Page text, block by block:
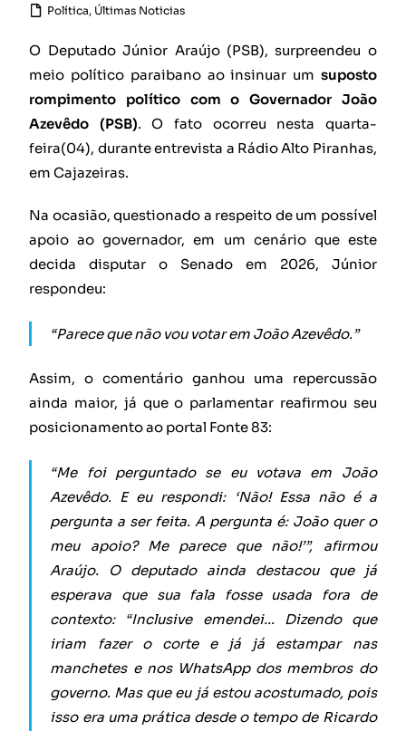
Política, Últimas Noticias
O Deputado Júnior Araújo (PSB), surpreendeu o
meio político paraibano ao insinuar um suposto
rompimento político com o Governador João
Azevêdo (PSB). O fato ocorreu nesta quarta-
feira(04), durante entrevista a Rádio Alto Piranhas,
em Cajazeiras.
Na ocasião, questionado a respeito de um possível
apoio ao governador, em um cenário que este
decida disputar o Senado em 2026, Júnior
respondeu:
“Parece que não vou votar em João Azevêdo.”
Assim, o comentário ganhou uma repercussão
ainda maior, já que o parlamentar reafirmou seu
posicionamento ao portal Fonte 83:
“Me foi perguntado se eu votava em João
Azevêdo. E eu respondi: ‘Não! Essa não é a
pergunta a ser feita. A pergunta é: João quer o
meu apoio? Me parece que não!’”, afirmou
Araújo. O deputado ainda destacou que já
esperava que sua fala fosse usada fora de
contexto: “Inclusive emendei… Dizendo que
iriam fazer o corte e já já estampar nas
manchetes e nos WhatsApp dos membros do
governo. Mas que eu já estou acostumado, pois
isso era uma prática desde o tempo de Ricardo